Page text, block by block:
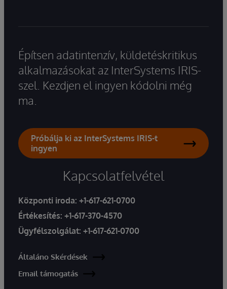
Építsen adatintenzív, küldetéskritikus
alkalmazásokat az InterSystems IRIS-
szel. Kezdjen el ingyen kódolni még
ma.
Próbálja ki az InterSystems IRIS-t
ingyen
Kapcsolatfelvétel
Központi iroda: +1-617-621-0700
Értékesítés: +1-617-370-4570
Ügyfélszolgálat: +1-617-621-0700
Általáno Skérdések
Email támogatás